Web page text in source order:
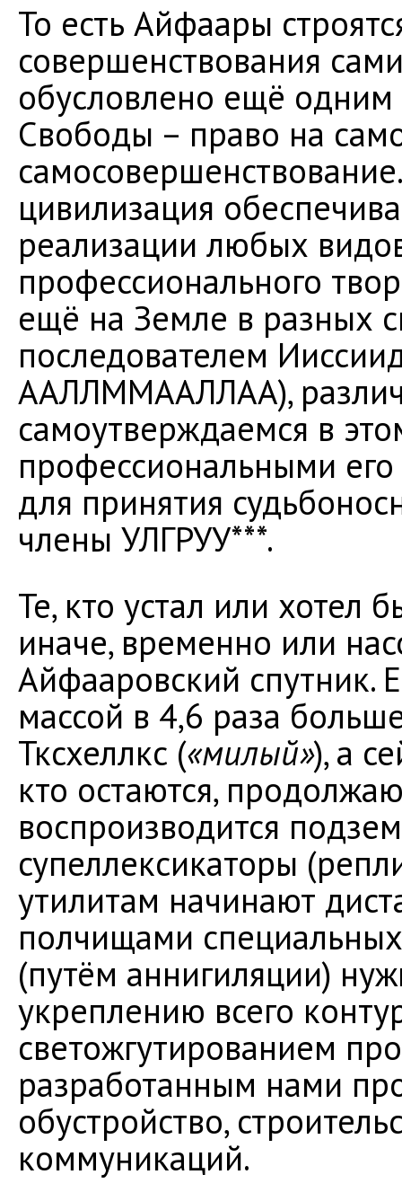
То есть Айфаары
совершенствования
обусловлено ещё
Свободы – право на
цивилизация
реализации любых
профессионального
ещё на Земле в разных
последователем
ААЛЛММААЛЛАА),
самоутверждаемся в
профессиональными
для принятия
члены УЛГРУУ***.
Те, кто устал или хотел
иначе, временно или
Айфааровский спутник.
массой в 4,6 раза
Тксхеллкс («милый»), а
кто остаются,
воспроизводится
супеллексикаторы
утилитам начинают
полчищами
(путём аннигиляции)
укреплению всего
светожгутированием
разработанным нами
обустройство,
коммуникаций.